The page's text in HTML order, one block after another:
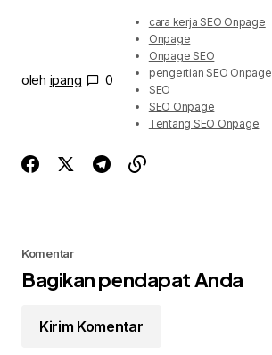
oleh ipang 0
cara kerja SEO Onpage
Onpage
Onpage SEO
pengertian SEO Onpage
SEO
SEO Onpage
Tentang SEO Onpage
Komentar
Bagikan pendapat Anda
Kirim Komentar